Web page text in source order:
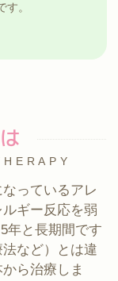
。
っているアレ
ギー反応を弱
年と長期間です
など）とは違
ら治療しま